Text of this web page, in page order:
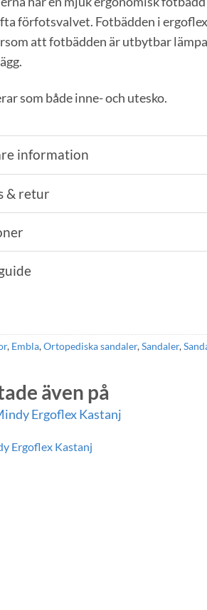
förfotsvalvet. Fotbädden i
att fotbädden är utbytbar
som både inne- och utesko.
information
& retur
, Embla,Ortopediska sandaler,Sandaler,
även på
Ergoflex Kastanj